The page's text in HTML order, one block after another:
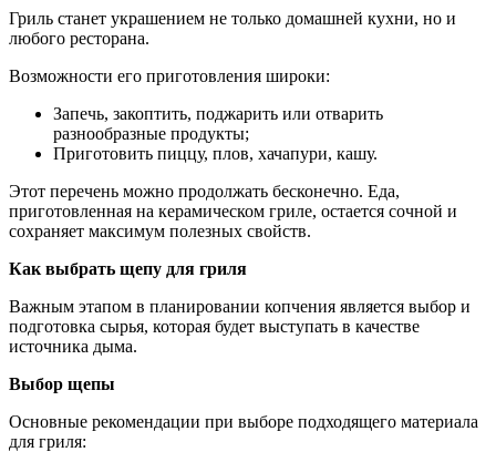
Гриль станет украшением не только домашней кухни, но и
любого ресторана.
Возможности его приготовления широки:
Запечь, закоптить, поджарить или отварить
разнообразные продукты;
Приготовить пиццу, плов, хачапури, кашу.
Этот перечень можно продолжать бесконечно. Еда,
приготовленная на керамическом гриле, остается сочной и
сохраняет максимум полезных свойств.
Как выбрать щепу для гриля
Важным этапом в планировании копчения является выбор и
подготовка сырья, которая будет выступать в качестве
источника дыма.
Выбор щепы
Основные рекомендации при выборе подходящего материала
для гриля: